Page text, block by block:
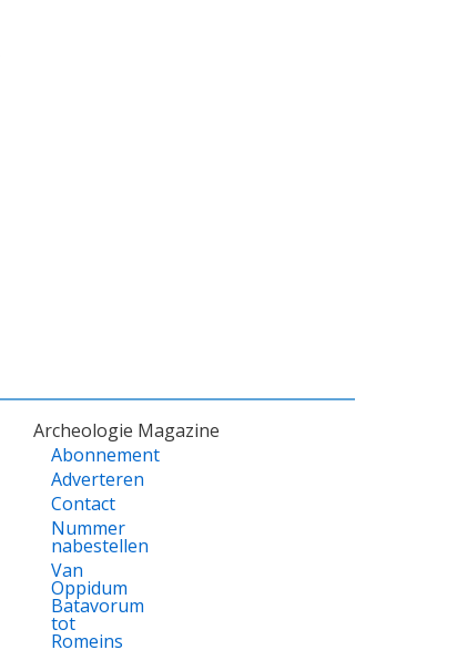
Archeologie Magazine
Abonnement
Adverteren
Contact
Nummer
nabestellen
Van
Oppidum
Batavorum
tot
Romeins